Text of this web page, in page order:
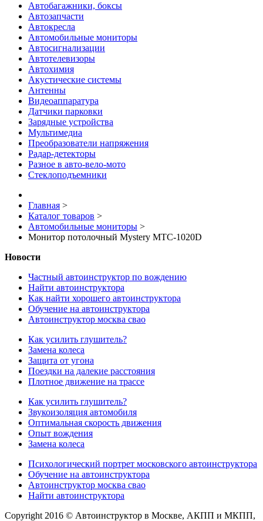
Автобагажники, боксы
Автозапчасти
Автокресла
Автомобильные мониторы
Автосигнализации
Автотелевизоры
Автохимия
Акустические системы
Антенны
Видеоаппаратура
Датчики парковки
Зарядные устройства
Мультимедиа
Преобразователи напряжения
Радар-детекторы
Разное в авто-вело-мото
Стеклоподъемники
Главная >
Каталог товаров >
Автомобильные мониторы >
Монитор потолочный Mystery MTC-1020D
Новости
Частный автоинструктор по вождению
Найти автоинструктора
Как найти хорошего автоинструктора
Обучение на автоинструктора
Автоинструктор москва свао
Как усилить глушитель?
Замена колеса
Защита от угона
Поездки на далекие расстояния
Плотное движение на трассе
Как усилить глушитель?
Звукоизоляция автомобиля
Оптимальная скорость движения
Опыт вождения
Замена колеса
Психологический портрет московского автоинструктора
Обучение на автоинструктора
Автоинструктор москва свао
Найти автоинструктора
Copyright 2016 © Автоинструктор в Москве, АКПП и МКПП,